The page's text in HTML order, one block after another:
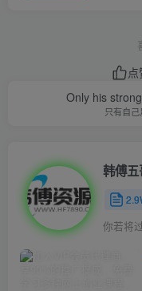
点
Only his
只有自
韩傅五
你若将